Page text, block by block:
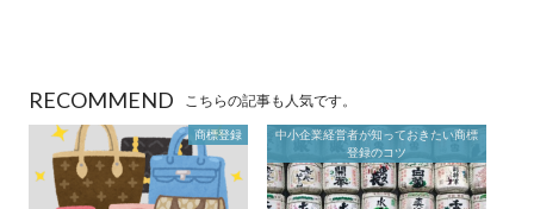
RECOMMEND こちらの記事も人気です。
商標登録
中小企業経営者が知っておきたい商標
登録のコツ